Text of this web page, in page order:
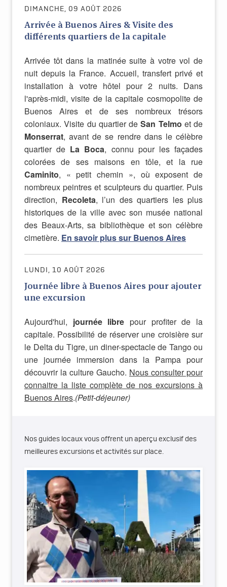
DIMANCHE, 09 AOÛT 2026
Arrivée à Buenos Aires & Visite des
différents quartiers de la capitale
Arrivée tôt dans la matinée suite à votre vol de
nuit depuis la France. Accueil, transfert privé et
installation à votre hôtel pour 2 nuits. Dans
l'après-midi, visite de la capitale cosmopolite de
Buenos Aires et de ses nombreux trésors
coloniaux. Visite du quartier deSan Telmo et de
Monserrat, avant de se rendre dans le célèbre
quartier de La Boca, connu pour les façades
colorées de ses maisons en tôle, et la rue
Caminito, « petit chemin », où exposent de
nombreux peintres et sculpteurs du quartier. Puis
direction, Recoleta, l’un des quartiers les plus
historiques de la ville avec son musée national
des Beaux-Arts, sa bibliothèque et son célèbre
cimetière. En savoir plus sur Buenos Aires
LUNDI, 10 AOÛT 2026
Journée libre à Buenos Aires pour ajouter
une excursion
Aujourd'hui, journée libre pour profiter de la
capitale. Possibilité de réserver une croisière sur
le Delta du Tigre, un diner-spectacle de Tango ou
une journée immersion dans la Pampa pour
découvrir la culture Gaucho. Nous consulter pour
connaitre la liste complète de nos excursions à
Buenos Aires.(Petit-déjeuner)
Nos guides locaux vous offrent un aperçu exclusif des
meilleures excursions et activités sur place.